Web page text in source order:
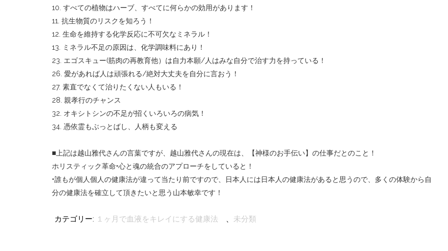
10. すべての植物はハーブ、すべてに何らかの効用があります！
11. 抗生物質のリスクを知ろう！
12. 生命を維持する化学反応に不可欠なミネラル！
13. ミネラル不足の原因は、化学調味料にあり！
23. エゴスキュー(筋肉の再教育他）は自力本願/人はみな自分で治す力を持っている！
26. 愛があれば人は頑張れる/絶対大丈夫を自分に言おう！
27. 素直でなくて治りたくない人もいる！
28. 親孝行のチャンス
32. オキシトシンの不足が招くいろいろの病気！
34. 憑依霊もぶっとばし、人柄も変える
■上記は越山雅代さんの言葉ですが、越山雅代さんの現在は、【神様のお手伝い】の仕事だとのこと！
ホリスティック革命•心と魂の統合のアプローチをしていると！
•誰もが個人個人の健康法が違って当たり前ですので、日本人には日本人の健康法があると思うので、多くの体験から自
分の健康法を確立して頂きたいと思う山本敏幸です！
カテゴリー: １ヶ月で血液をキレイにする健康法 、 未分類